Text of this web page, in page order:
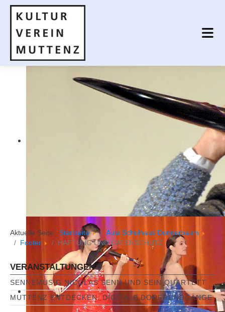
Aktuelle Seite: Startseite
Aula Schulhaus Donnerbaum
Footer
HAFTUNG UND DATENSCHUTZ
VERANSTALTUNGEN
SENNEMUSIG NICOLAS SENN UND SEIN QUARTETT
MUTTENZ ENTDECKEN: DIGITALE DORFRUNDGÄNGE